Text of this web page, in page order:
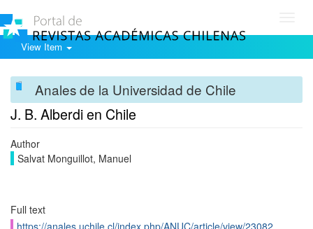
View Item
Anales de la Universidad de Chile
J. B. Alberdi en Chile
Author
Salvat Monguillot, Manuel
Full text
https://anales.uchile.cl/index.php/ANUC/article/view/23082